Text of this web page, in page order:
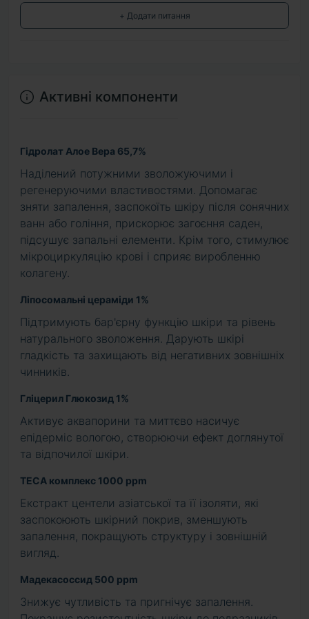
+ Додати питання
Активні компоненти
Гідролат Алое Вера 65,7%
Наділений потужними зволожуючими і
регенеруючими властивостями. Допомагає
зняти запалення, заспокоїть шкіру після сонячних
ванн або гоління, прискорює загоєння саден,
підсушує запальні елементи. Крім того, стимулює
мікроциркуляцію крові і сприяє виробленню
колагену.
Ліпосомальні цераміди 1%
Підтримують бар'єрну функцію шкіри та рівень
натурального зволоження. Дарують шкірі
гладкість та захищають від негативних зовнішніх
чинників.
Гліцерил Глюкозид 1%
Активує аквапорини та миттєво насичує
епідерміс вологою, створюючи ефект доглянутої
та відпочилої шкіри.
TECA комплекс 1000 ppm
Екстракт центели азіатської та її ізоляти, які
заспокоюють шкірний покрив, зменшують
запалення, покращують структуру і зовнішній
вигляд.
Мадекасоссид 500 ppm
Знижує чутливість та пригнічує запалення.